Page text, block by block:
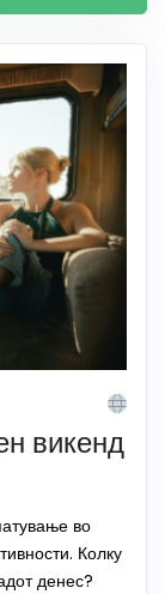
викенд
во
Колку
денес?